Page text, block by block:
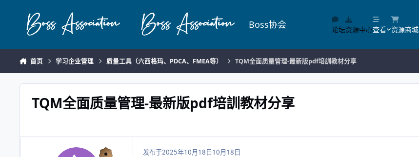
Boss协会 论坛资源中心查看 资源商城
首页 学习企业管理 质量工具（六西格玛、PDCA、FMEA等） TQM全面质量管理-最新版pdf培訓教材分享
TQM全面质量管理-最新版pdf培訓教材分享
发布于2025年10月18日10月18日